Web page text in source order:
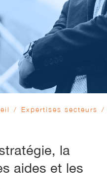
/ Expertises secteurs /
la
aides et les